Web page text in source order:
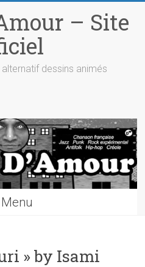
– Site
dessins animés
Menu
» by Isami